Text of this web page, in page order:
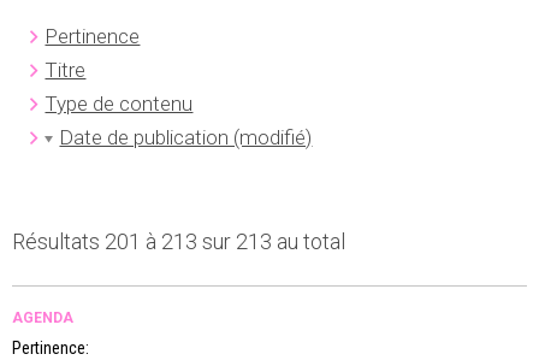
Pertinence
Titre
Type de contenu
Date de publication (modifié)
Résultats 201 à 213 sur 213 au total
AGENDA
Pertinence: